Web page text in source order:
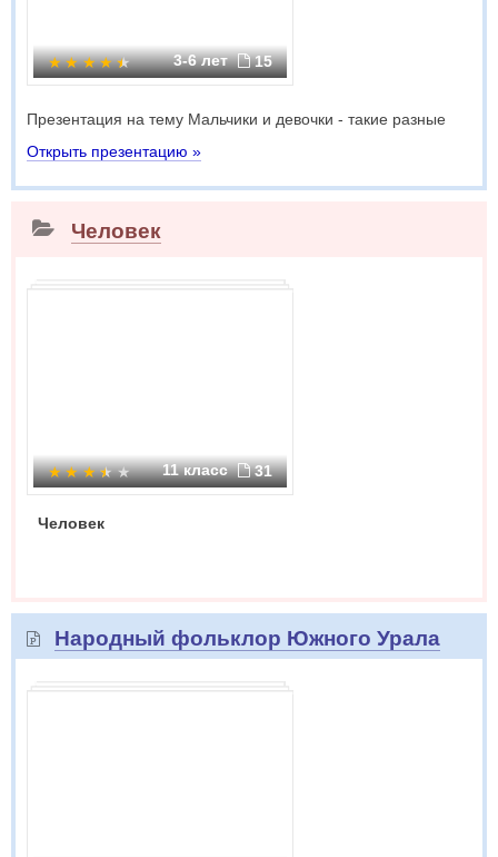
3-6 лет 15
Презентация на тему Мальчики и девочки - такие разные
Открыть презентацию »
Человек
11 класс 31
Человек
Народный фольклор Южного Урала